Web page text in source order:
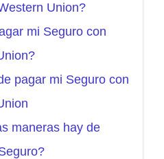
Union?
mi Seguro con
pagar mi Seguro con
maneras hay de